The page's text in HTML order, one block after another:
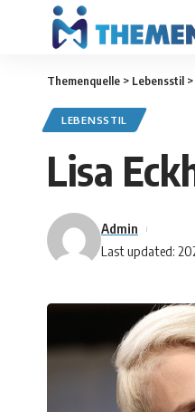
Themenquelle > Lebensstil >
LEBENSSTIL
Lisa
Last updated:
Admin